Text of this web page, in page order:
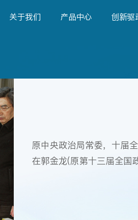
关于我们 产品中心 创新驱
原中央政治局常委，十届
在郭金龙(原第十三届全国